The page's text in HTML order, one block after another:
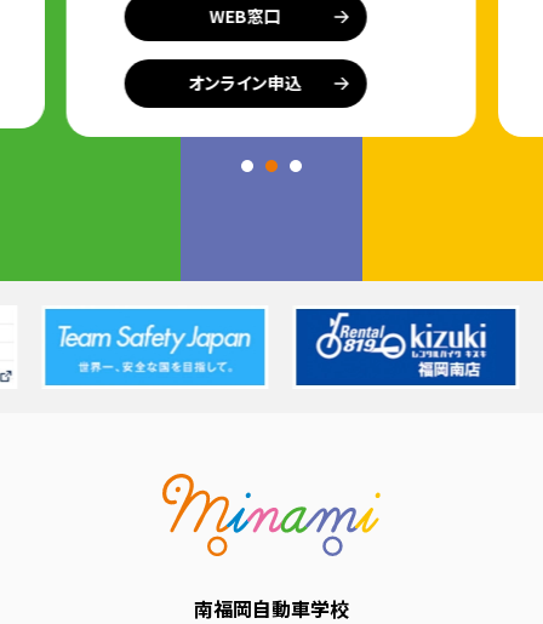
WEB窓口
オンライン申込
南福岡自動車学校